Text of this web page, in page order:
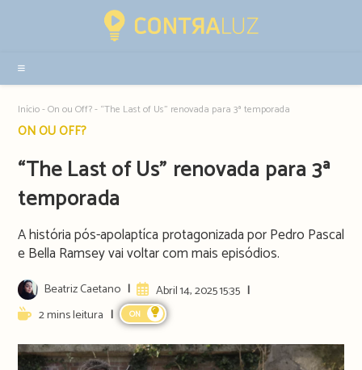
sidebar
Início-On ou Off?- “The Last of Us” renovada para 3ª temporada
Post
ON OU OFF?
“The Last of Us” renovada para 3ª
temporada
A história pós-apolaptíca protagonizada por Pedro Pascal
e Bella Ramsey vai voltar com mais episódios.
Post
author:
Beatriz Caetano
Artigo
publicado:
Abril 14, 2025 15:35
Reading2 mins leitura ON